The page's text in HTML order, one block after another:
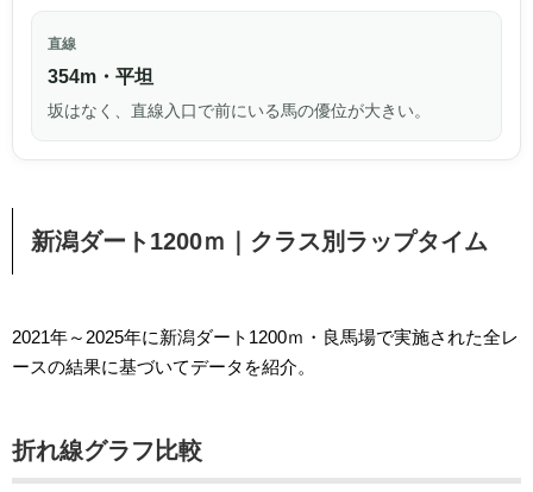
直線
354m・平坦
坂はなく、直線入口で前にいる馬の優位が大きい。
新潟ダート1200ｍ｜クラス別ラップタイム
2021年～2025年に新潟ダート1200ｍ・良馬場で実施された全レ
ースの結果に基づいてデータを紹介。
折れ線グラフ比較